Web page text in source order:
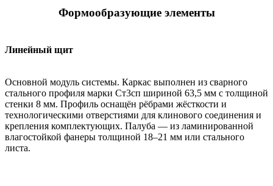
Формообразующие элементы
Линейный щит
Основной модуль системы. Каркас выполнен из сварного
стального профиля марки Ст3сп шириной 63,5 мм с толщиной
стенки 8 мм. Профиль оснащён рёбрами жёсткости и
технологическими отверстиями для клинового соединения и
крепления комплектующих. Палуба — из ламинированной
влагостойкой фанеры толщиной 18–21 мм или стального
листа.